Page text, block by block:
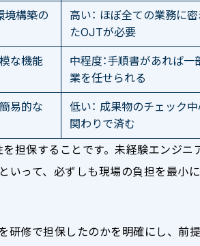
境構築の
高い： ほぼ全ての業務に
たOJTが必要
な機能
中程度：手順書があれば一
業を任せられる
易的な
低い： 成果物のチェック
関わりで済む
担保することです。未経験エンジニ
いって、必ずしも現場の負担を最小
研修で担保したのかを明確にし、前